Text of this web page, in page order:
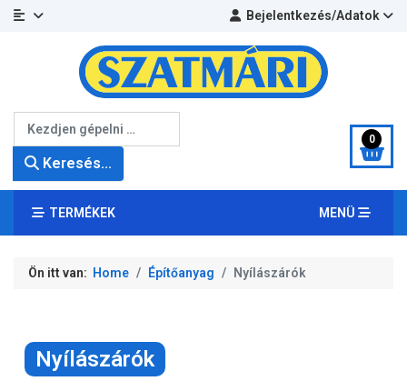
Bejelentkezés/Adatok
Keresés...
0
TERMÉKEK MENÜ
Ön itt van: Home Építőanyag Nyílászárók
Nyílászárók